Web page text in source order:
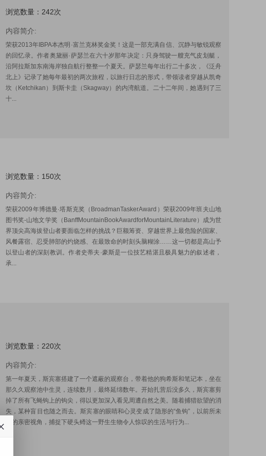
浏览数量：242次
内容简介:
荣获2013年IBPA本杰明·富兰克林奖金奖！这是一部充满自信、沉静与敏锐观察
的回忆录。作者奥黛丽·萨瑟兰在六十岁那年决定：只身驾驶一艘充气皮划艇，
沿阿拉斯加东南海岸独自航行整整一个夏天。萨瑟兰每年出行二十多次，《泛舟
北上》记录了她每年最初的两次旅程，以旅行日志的形式，带领读者穿越从凯奇
坎（Ketchikan）到斯卡圭（Skagway）的内湾航道。二十二年间，她遇到了三
十...
浏览数量：150次
内容简介:
荣获2009年博德曼·塔斯克奖（BroadmanTaskerAward）荣获2009年班夫山地
图书奖-山地文学奖（BanffMountainBookAwardforMountainLiterature）成为世
界顶尖高海拔登山者要面临怎样的挑战？巨额筹资、穿越世界上最危险的国家、
风餐露宿、忍受肺部的灼烧感、在最致命的时刻头脑糊涂……这一切都是高山予
以登山者的深刻教训。作者史蒂夫·豪斯是一位技艺精湛且极具魅力的叙述者，
承...
浏览数量：220次
内容简介:
第一年夏天，斯宾塞搭建了一个遮蔽的观察台，带着他的狗希斯和笔记本，坐在
那久久观察池中生灵，连续数月，最终延绵数年。开始扎营后没多久，斯宾塞剪
掉了所有飞蝇钩上的钩尖，得以更加深入看见周遭自然之美。随着捕猎欲望的消
失，某种盲目也随之而去。斯宾塞的眼睛和心灵变成了隐形的“鱼钩”，以前所未
有的亲密视角，捕捉下硬头鳟这一野生生物令人惊叹的生活与行为...